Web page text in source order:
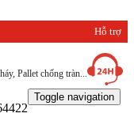
Pallet chống tràn...
Hỗ trợ
khách
hàng
Toggle navigation